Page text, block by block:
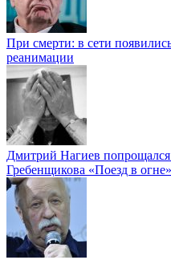
При смерти: в сети
реанимации
Дмитрий Нагиев
Гребенщикова «Поезд в огне»